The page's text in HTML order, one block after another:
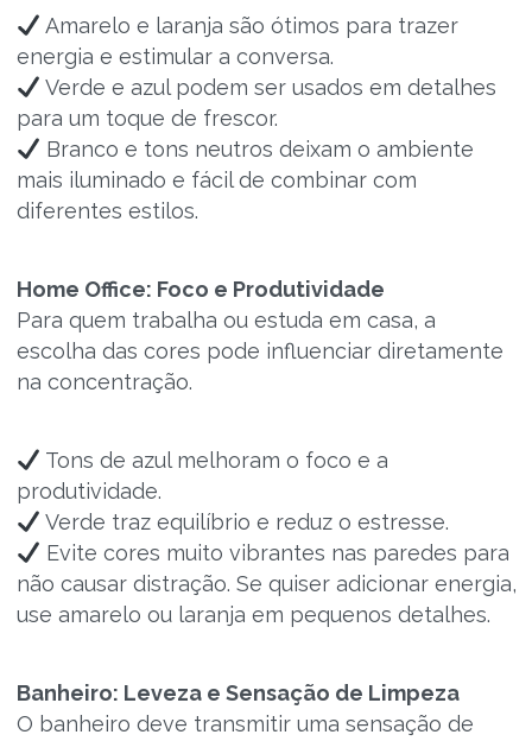
Amarelo e laranja são ótimos para trazer
energia e estimular a conversa.
Verde e azul podem ser usados em detalhes
para um toque de frescor.
Branco e tons neutros deixam o ambiente
mais iluminado e fácil de combinar com
diferentes estilos.
Home Office: Foco e Produtividade
Para quem trabalha ou estuda em casa, a
escolha das cores pode influenciar diretamente
na concentração.
Tons de azul melhoram o foco e a
produtividade.
Verde traz equilíbrio e reduz o estresse.
Evite cores muito vibrantes nas paredes para
não causar distração. Se quiser adicionar energia,
use amarelo ou laranja em pequenos detalhes.
Banheiro: Leveza e Sensação de Limpeza
O banheiro deve transmitir uma sensação de